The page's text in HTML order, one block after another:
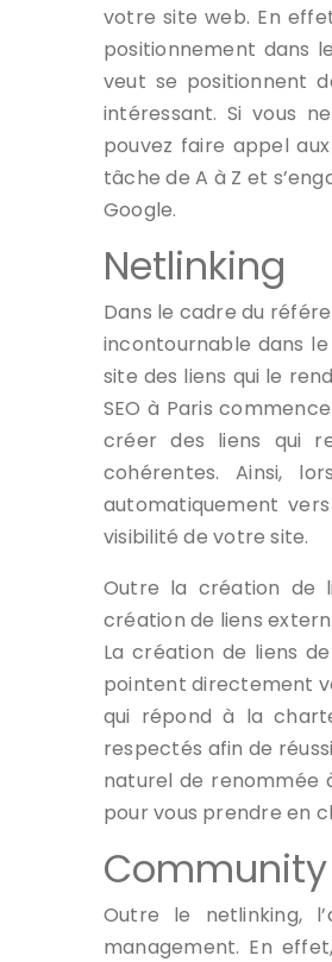
votre site web. En
positionnement dans
veut se positionnent
intéressant. Si vous
pouvez faire appel
tâche de A à Z et
Google.
Netlinking
Dans le cadre du
incontournable dans
site des liens qui le
SEO à Paris
créer des liens qui
cohérentes. Ainsi,
automatiquement
visibilité de votre site.
Outre la création de
création de liens
La création de liens
pointent directement
qui répond à la
respectés afin de
naturel de renommée
pour vous prendre en
Outre le netlinking,
management. En